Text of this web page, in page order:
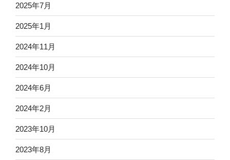
2025年7月
2025年1月
2024年11月
2024年10月
2024年6月
2024年2月
2023年10月
2023年8月